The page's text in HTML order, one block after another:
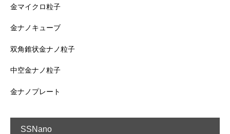
金マイクロ粒子
金ナノキューブ
双角錐状金ナノ粒子
中空金ナノ粒子
金ナノプレート
SSNano